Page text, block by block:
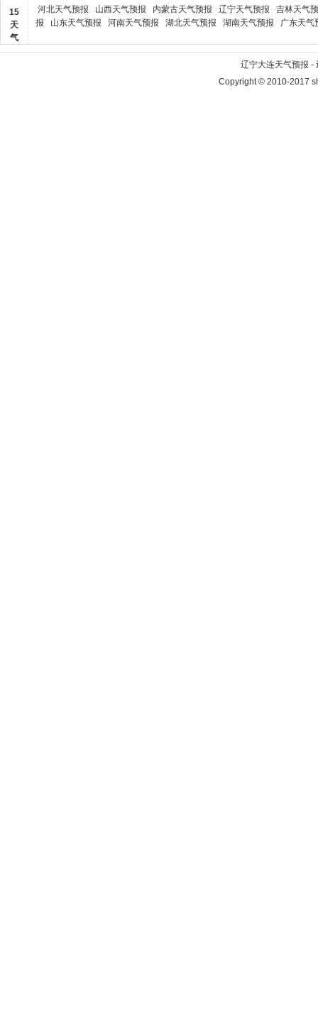
15
天
气
河北天气预报 山西天气预报 内蒙古天气预报 辽宁天气预报
吉林天气
报
山东天气预报 河南天气预报 湖北天气预报 湖南天气预报 广东天气
辽宁大连天气预报 -
Copyright © 2010-2017